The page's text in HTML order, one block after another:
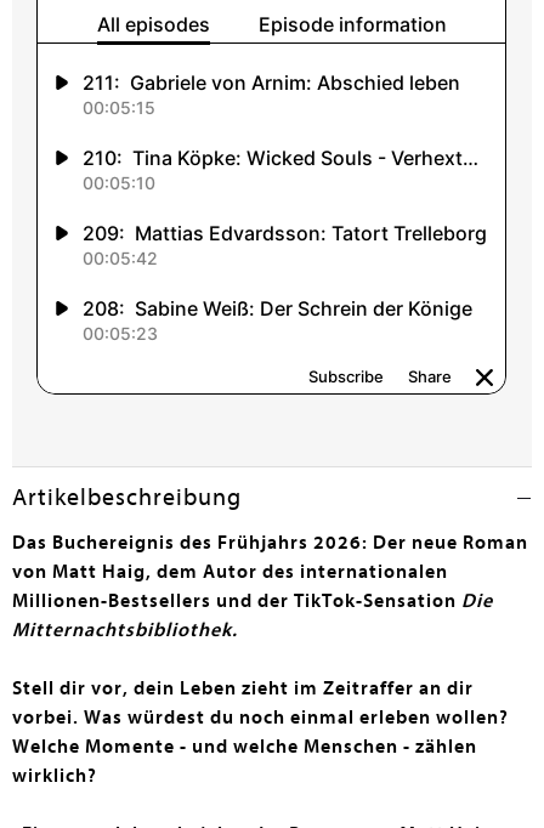
Artikelbeschreibung
Das Buchereignis des Frühjahrs 2026: Der neue Roman
von Matt Haig, dem Autor des internationalen
Millionen-Bestsellers und der TikTok-Sensation Die
Mitternachtsbibliothek.
Stell dir vor, dein Leben zieht im Zeitraffer an dir
vorbei. Was würdest du noch einmal erleben wollen?
Welche Momente - und welche Menschen - zählen
wirklich?